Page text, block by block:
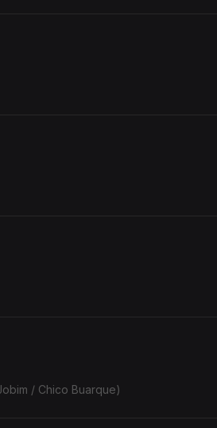
/ Chico Buarque)